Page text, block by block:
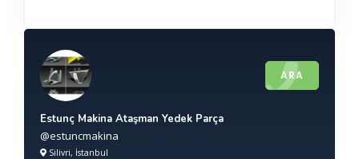
ARA
Estunç Makina Ataşman Yedek Parça
@estuncmakina
Silivri, İstanbul